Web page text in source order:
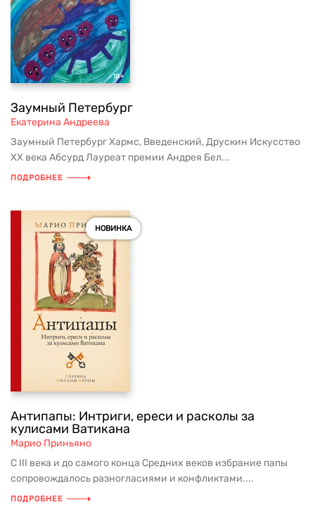
Заумный Петербург
Екатерина Андреева
Заумный Петербург Хармс, Введенский, Друскин Искусство
ХХ века Абсурд Лауреат премии Андрея Бел...
ПОДРОБНЕЕ
НОВИНКА
Антипапы: Интриги, ереси и расколы за
кулисами Ватикана
Марио Приньяно
С III века и до самого конца Средних веков избрание папы
сопровождалось разногласиями и конфликтами....
ПОДРОБНЕЕ